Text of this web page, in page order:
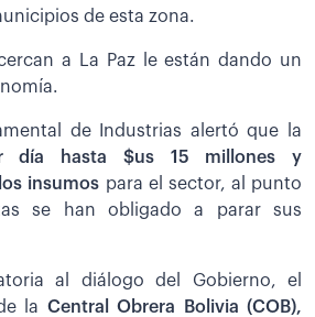
de esta zona.
a La Paz le están dando un
de Industrias alertó que la
día hasta $us 15 millones y
insumos para el sector, al punto
se han obligado a parar sus
al diálogo del Gobierno, el
la Central Obrera Bolivia (COB),